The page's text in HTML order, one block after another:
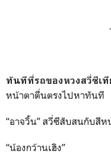
ทันทีที่รถของหวงสวี่ซีเ
หน้าตาตื่นตรงไปหาทันที
“อาจวิ้น” สวี่ซีสับสนกับสีห
“น้องกว้านเฮิง”